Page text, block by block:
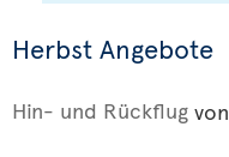
Herbst Angebote
Hin- und Rückflug von